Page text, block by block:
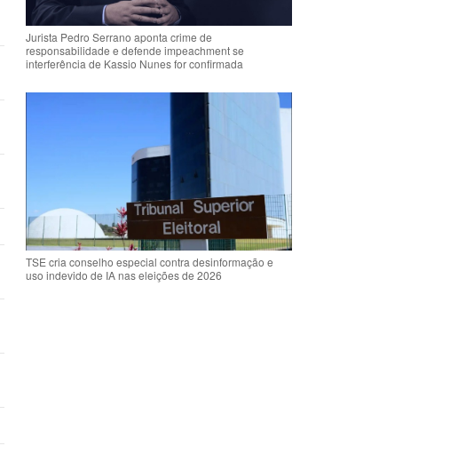
Jurista Pedro Serrano aponta crime de
responsabilidade e defende impeachment se
interferência de Kassio Nunes for confirmada
TSE cria conselho especial contra desinformação e
uso indevido de IA nas eleições de 2026